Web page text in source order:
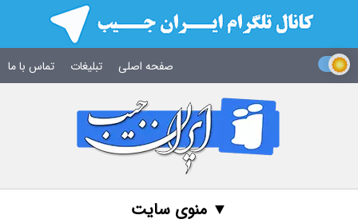
صفحه اصلی تبلیغات تماس با ما
▼ منوی سایت